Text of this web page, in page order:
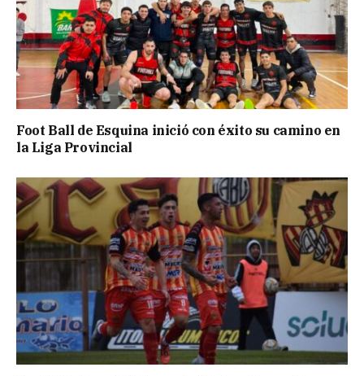
Foot Ball de Esquina inició con éxito su camino en
la Liga Provincial